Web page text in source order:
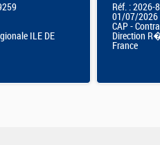
ILE DE
Réf. : 2026-
01/07/2026
CAP -
Direction
France